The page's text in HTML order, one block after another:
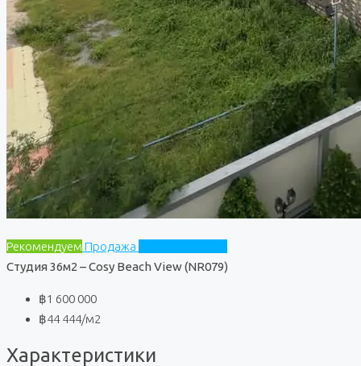
Рекомендуем Продажа
Студия 36м2 – Cosy Beach View (NR079)
฿1 600 000
฿44 444/м2
Характеристики